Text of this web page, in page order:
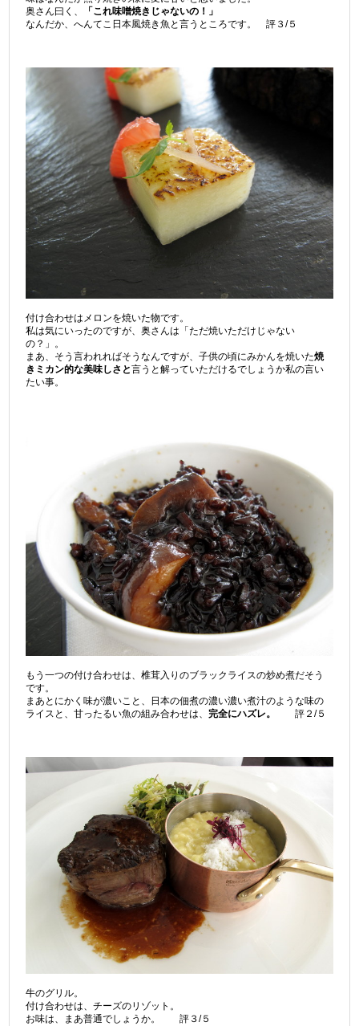
奥さん曰く、
「これ味噌焼きじゃないの！」
なんだか、へんてこ日本風焼き魚と言うところです。 評３/５
付け合わせはメロンを焼いた物です。
私は気にいったのですが、奥さんは「ただ焼いただけじゃない
の？」。
まあ、そう言われればそうなんですが、子供の頃にみかんを焼いた焼
きミカン的な美味しさと言うと解っていただけるでしょうか私の言い
たい事。
もう一つの付け合わせは、椎茸入りのブラックライスの炒め煮だそう
です。
まあとにかく味が濃いこと、日本の佃煮の濃い濃い煮汁のような味の
ライスと、甘ったるい魚の組み合わせは、完全にハズレ。 評２/５
牛のグリル。
付け合わせは、チーズのリゾット。
お味は、まあ普通でしょうか。 評３/５